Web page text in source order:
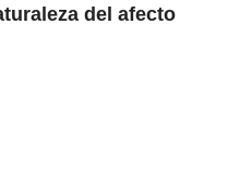
del afecto